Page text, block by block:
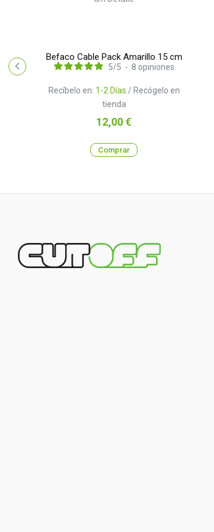
Befaco Cable Pack Amarillo 15 cm
Recíbelo en: 1-2 Días / Recógelo en
tienda
5/5 - 8 opiniones
Precio
12,00 €
Comprar